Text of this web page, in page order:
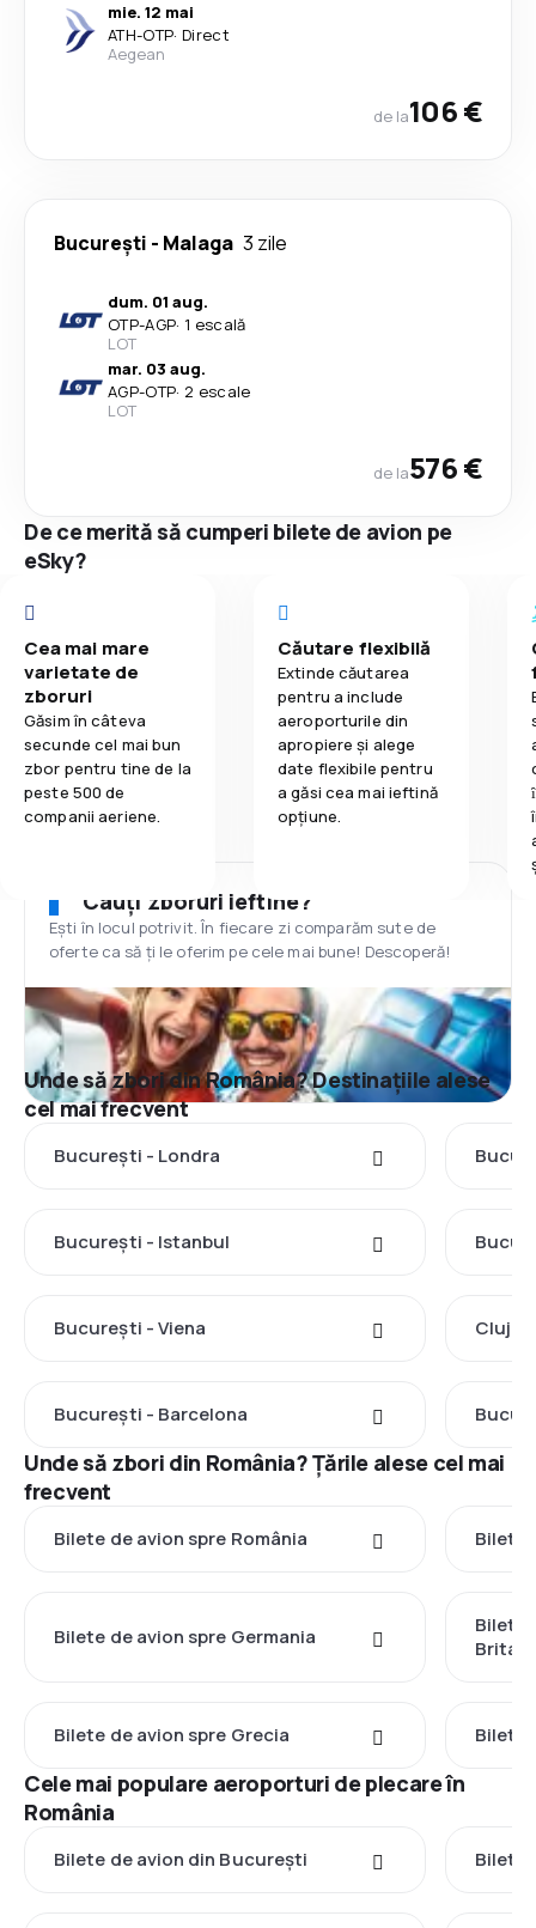
mie. 12 mai
ATH-OTP· Direct
Aegean
de la106 €
București - Malaga 3 zile
dum. 01 aug.
OTP-AGP· 1 escală
LOT
mar. 03 aug.
AGP-OTP· 2 escale
LOT
de la576 €
De ce merită să cumperi bilete de avion pe
eSky?
Cea mai mare
varietate de
zboruri
Găsim în câteva
secunde cel mai bun
zbor pentru tine de la
peste 500 de
companii aeriene.
Căutare flexibilă
Extinde căutarea
pentru a include
aeroporturile din
apropiere și alege
date flexibile pentru
a găsi cea mai ieftină
opțiune.
Cauți zboruri ieftine?
Ești în locul potrivit. În fiecare zi comparăm sute de
oferte ca să ți le oferim pe cele mai bune! Descoperă!
Unde să zbori din România? Destinațiile alese
cel mai frecvent
București - Londra
București - Istanbul
București - Viena Cluj-
București - Barcelona
Unde să zbori din România? Țările alese cel mai
frecvent
Bilete de avion spre România Bilete
Bilete de avion spre Germania
Bilete
Bilete de avion spre Grecia Bilete
Cele mai populare aeroporturi de plecare în
România
Bilete de avion din București Bilete